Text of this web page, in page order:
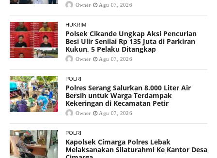
Owner Agu 07, 2026
HUKRIM
Polsek Cikande Ungkap Aksi Pencurian
Besi Ulir Senilai Rp 135 Juta di Parkiran
Kukun, 5 Pelaku Ditangkap
Owner Agu 07, 2026
POLRI
Polres Serang Salurkan 8.000 Liter Air
Bersih untuk Warga Terdampak
Kekeringan di Kecamatan Petir
Owner Agu 07, 2026
POLRI
Kapolsek Cimarga Polres Lebak
Melaksanakan Silaturahmi Ke Kantor Desa